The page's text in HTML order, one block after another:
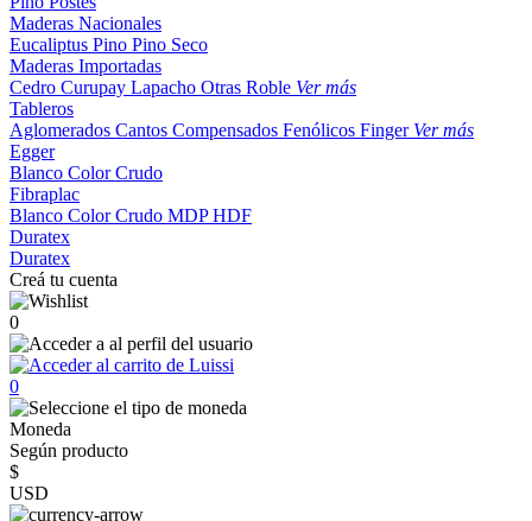
Maderas Nacionales
Eucaliptus Pino Pino Seco
Maderas Importadas
Cedro Curupay Lapacho Otras Roble Ver más
Tableros
Aglomerados Cantos Compensados Fenólicos Finger Ver más
Egger
Blanco ColorCrudo
Fibraplac
Blanco ColorCrudo MDPHDF
Duratex
Duratex
Creá tu cuenta
0
0
Moneda
Según producto
$
USD